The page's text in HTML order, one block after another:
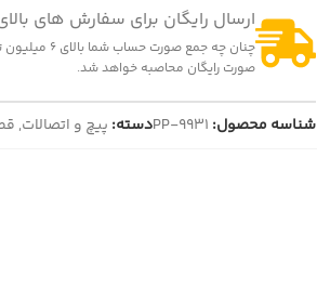
ارسال رایگان برای سفارش های بالای 6 میلیون
چنان چه جمع
صورت رایگان محاصبه خواهد شد.
شناسه محصول: PP-9931دسته: پیچ و اتصالات,